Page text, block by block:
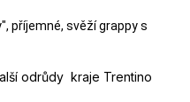
příjemné, svěží grappy s
odrůdy kraje Trentino